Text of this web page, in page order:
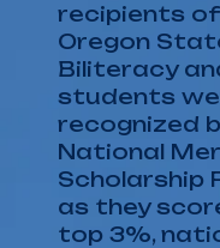
recipients
Oregon
Biliteracy
students
recognized
National
Scholarship
as they
top 3%,